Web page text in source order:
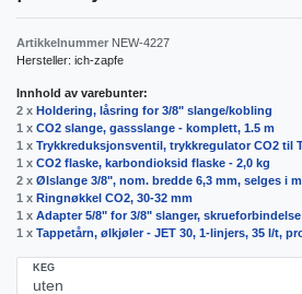
Artikkelnummer NEW-4227
Hersteller: ich-zapfe
Innhold av varebunter:
2 x Holdering, låsring for 3/8" slange/kobling
1 x CO2 slange, gassslange - komplett, 1.5 m
1 x Trykkreduksjonsventil, trykkregulator CO2 til
1 x CO2 flaske, karbondioksid flaske - 2,0 kg
2 x Ølslange 3/8", nom. bredde 6,3 mm, selges i
1 x Ringnøkkel CO2, 30-32 mm
1 x Adapter 5/8" for 3/8" slanger, skrueforbindelse
1 x Tappetårn, ølkjøler - JET 30, 1-linjers, 35 l/t,
KEG